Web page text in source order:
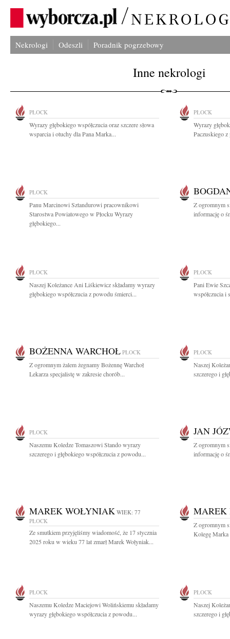
Nekrologi Odeszli Poradnik pogrzebowy
Inne nekrologi
PŁOCK
Wyrazy głębokiego współczucia oraz szczere słowa
wsparcia i otuchy dla Pana Marka...
PŁOCK
Wyrazy
Paczuskiego
PŁOCK
Panu Marcinowi Sztandurowi pracownikowi
Starostwa Powiatowego w Płocku Wyrazy
głębokiego...
Z ogromnym
informację o
PŁOCK
Naszej Koleżance Ani Liśkiewicz składamy wyrazy
głębokiego współczucia z powodu śmierci...
PŁOCK
Pani Ewie
współczucia i
BOŻENNA WARCHOŁ PŁOCK
Z ogromnym żalem żegnamy Bożennę Warchoł
Lekarza specjalistę w zakresie chorób...
PŁOCK
Naszej
szczerego i
PŁOCK
Naszemu Koledze Tomaszowi Stando wyrazy
szczerego i głębokiego współczucia z powodu...
JAN
Z ogromnym
informację o
MAREK WOŁYNIAK WIEK: 77
PŁOCK
Ze smutkiem przyjęliśmy wiadomość, że 17 stycznia
2025 roku w wieku 77 lat zmarł Marek Wołyniak...
Z ogromnym
Kolegę Marka
PŁOCK
Naszemu Koledze Maciejowi Wolińskiemu składamy
wyrazy głębokiego współczucia z powodu...
PŁOCK
Naszej
szczerego i